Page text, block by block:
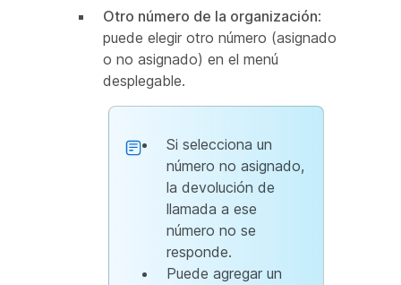
Otro número de la organización:
puede elegir otro número (asignado
o no asignado) en el menú
desplegable.
Si selecciona un
número no asignado,
la devolución de
llamada a ese
número no se
responde.
Puede agregar un